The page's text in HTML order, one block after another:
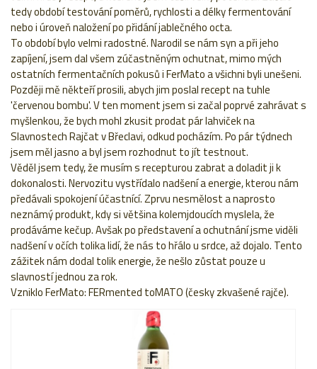
tedy období testování poměrů, rychlosti a délky fermentování
nebo i úroveň naložení po přidání jablečného octa.
To období bylo velmi radostné. Narodil se nám syn a při jeho
zapíjení, jsem dal všem zúčastněným ochutnat, mimo mých
ostatních fermentačních pokusů i FerMato a všichni byli unešeni.
Později mě někteří prosili, abych jim poslal recept na tuhle
'červenou bombu'. V ten moment jsem si začal poprvé zahrávat s
myšlenkou, že bych mohl zkusit prodat pár lahviček na
Slavnostech Rajčat v Břeclavi, odkud pocházím. Po pár týdnech
jsem měl jasno a byl jsem rozhodnut to jít testnout.
Věděl jsem tedy, že musím s recepturou zabrat a doladit ji k
dokonalosti. Nervozitu vystřídalo nadšení a energie, kterou nám
předávali spokojení účastnící. Zprvu nesmělost a naprosto
neznámý produkt, kdy si většina kolemjdoucích myslela, že
prodáváme kečup. Avšak po představení a ochutnání jsme viděli
nadšení v očích tolika lidí, že nás to hřálo u srdce, až dojalo. Tento
zážitek nám dodal tolik energie, že nešlo zůstat pouze u
slavností jednou za rok.
Vzniklo FerMato: FERmented toMATO (česky zkvašené rajče).